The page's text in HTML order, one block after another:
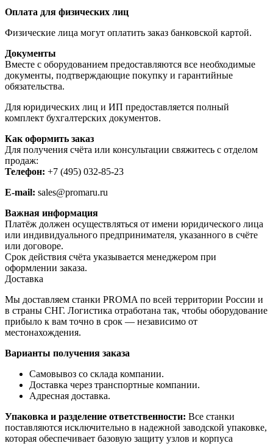
Оплата для физических лиц
Физические лица могут оплатить заказ банковской картой.
Документы
Вместе с оборудованием предоставляются все необходимые
документы, подтверждающие покупку и гарантийные
обязательства.
Для юридических лиц и ИП предоставляется полный
комплект бухгалтерских документов.
Как оформить заказ
Для получения счёта или консультации свяжитесь с отделом
продаж:
Телефон: +7 (495) 032-85-23
E-mail: sales@promaru.ru
Важная информация
Платёж должен осуществляться от имени юридического лица
или индивидуального предпринимателя, указанного в счёте
или договоре.
Срок действия счёта указывается менеджером при
оформлении заказа.
Доставка
Мы доставляем станки PROMA по всей территории России и
в страны СНГ. Логистика отработана так, чтобы оборудование
прибыло к вам точно в срок — независимо от
местонахождения.
Варианты получения заказа
Самовывоз со склада компании.
Доставка через транспортные компании.
Адресная доставка.
Упаковка и разделение ответственности: Все станки
поставляются исключительно в надежной заводской упаковке,
которая обеспечивает базовую защиту узлов и корпуса